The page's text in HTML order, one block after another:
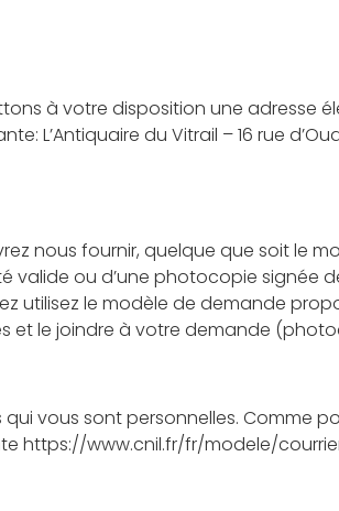
à votre disposition une adresse
L’Antiquaire du Vitrail – 16 rue
nous fournir, quelque que soit le
valide ou d’une photocopie signée
utilisez le modèle de demande
et le joindre à votre demande
vous sont personnelles. Comme
https://www.cnil.fr/fr/modele/